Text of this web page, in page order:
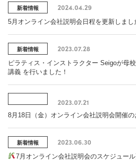
新着情報 2024.04.29
5月オンライン会社説明会日程を更新しまし
新着情報 2023.07.28
ピラティス・インストラクター Seigoが母
講義 を行いました！
2023.07.21
8月18日（金）オンライン会社説明会開催
新着情報 2023.06.30
7月オンライン会社説明会のスケジュー